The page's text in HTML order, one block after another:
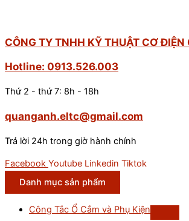
CÔNG TY TNHH KỸ THUẬT CƠ ĐIỆN
Hotline: 0913.526.003
Thứ 2 - thứ 7: 8h - 18h
quanganh.eltc@gmail.com
Trả lời 24h trong giờ hành chính
Facebook Youtube Linkedin Tiktok
Danh mục sản phẩm
Công Tắc Ổ Cắm và Phụ Kiện